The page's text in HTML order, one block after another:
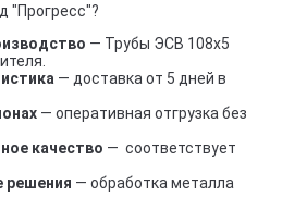
"Прогресс"?
— Трубы ЭСВ 108х5
— доставка от 5 дней в
— оперативная отгрузка без
качество — соответствует
решения — обработка металла